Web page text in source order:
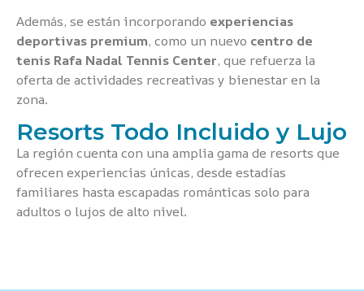
Además, se están incorporando experiencias
deportivas premium, como un nuevo centro de
tenis Rafa Nadal Tennis Center, que refuerza la
oferta de actividades recreativas y bienestar en la
zona.
Resorts Todo Incluido y Lujo
La región cuenta con una amplia gama de resorts que
ofrecen experiencias únicas, desde estadías
familiares hasta escapadas románticas solo para
adultos o lujos de alto nivel.